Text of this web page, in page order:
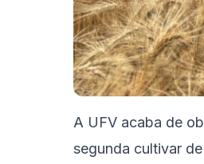
A UFV acaba de
segunda cultivar